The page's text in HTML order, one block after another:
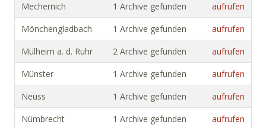
Mechernich 1 Archive gefunden
aufrufen
Mönchengladbach
1 Archive gefunden
aufrufen
Mülheim a. d. Ruhr
2 Archive gefunden
aufrufen
Münster
1 Archive gefunden
aufrufen
Neuss
1 Archive gefunden
aufrufen
Nümbrecht
1 Archive gefunden
aufrufen